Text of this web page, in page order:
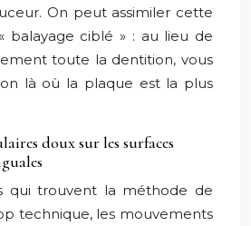
On peut assimiler cette
balayage ciblé » : au lieu de
toute la dentition, vous
là où la plaque est la plus
doux sur les surfaces
qui trouvent la méthode de
technique, les mouvements